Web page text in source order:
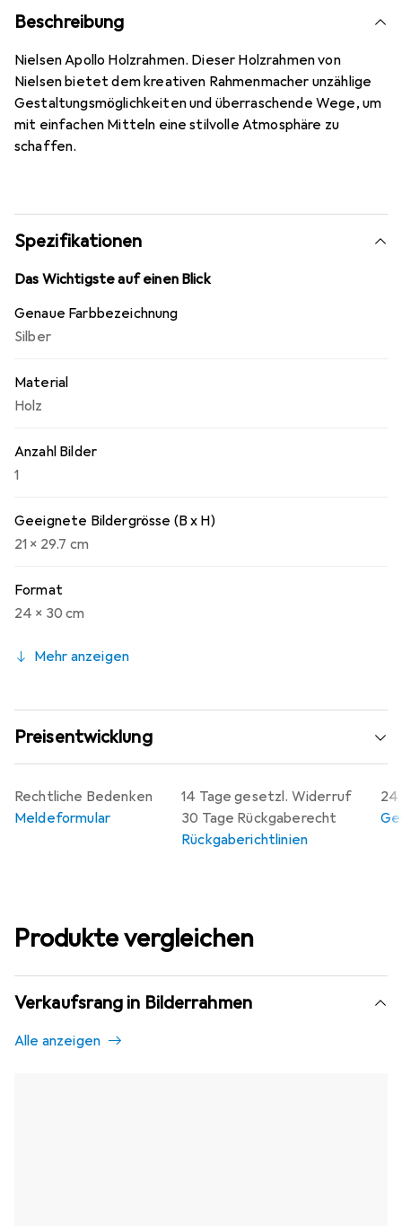
Beschreibung
Nielsen Apollo Holzrahmen. Dieser Holzrahmen von
Nielsen bietet dem kreativen Rahmenmacher unzählige
Gestaltungsmöglichkeiten und überraschende Wege, um
mit einfachen Mitteln eine stilvolle Atmosphäre zu
schaffen.
Spezifikationen
Das Wichtigste auf einen Blick
Genaue Farbbezeichnung
Silber
Material
Holz
Anzahl Bilder
1
Geeignete Bildergrösse (B x H)
21 x 29.7 cm
Format
24 x 30 cm
Mehr anzeigen
Preisentwicklung
14 Tage gesetzl. Widerruf
30 Tage Rückgaberecht
Rückgaberichtlinien
24
Rechtliche Bedenken
Meldeformular
Produkte vergleichen
Verkaufsrang in Bilderrahmen
Alle anzeigen